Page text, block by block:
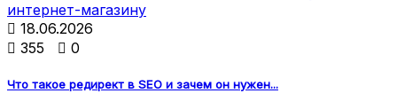
 18.06.2026
 355  0
Что такое редирект в SEO и зачем он нужен...